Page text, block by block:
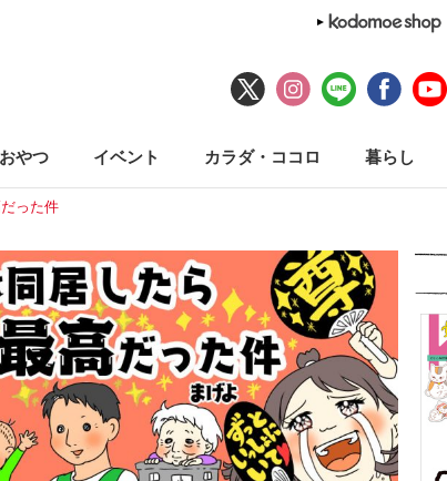
やつ イベント カラダ・ココロ 暮らし
った件